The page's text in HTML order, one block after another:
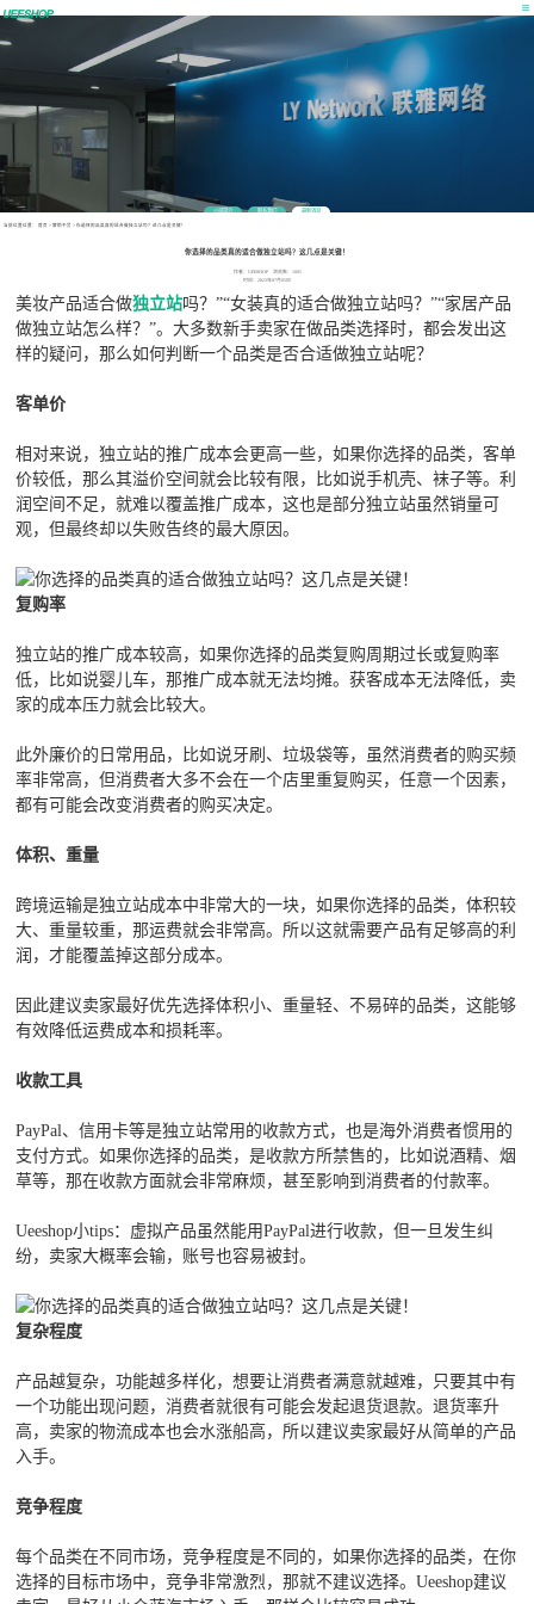
公司简介 联系我们 最新消息
当前位置位置： 首页 > 营销干货> 你选择的品类真的适合做独立站吗？这几点是关键！
你选择的品类真的适合做独立站吗？这几点是关键！
作者：UEESHOP 浏览数：1005
时间：2023年07月05日
美妆产品适合做独立站吗？”“女装真的适合做独立站吗？”“家居产品
做独立站怎么样？”。大多数新手卖家在做品类选择时，都会发出这
样的疑问，那么如何判断一个品类是否合适做独立站呢？
客单价
相对来说，独立站的推广成本会更高一些，如果你选择的品类，客单
价较低，那么其溢价空间就会比较有限，比如说手机壳、袜子等。利
润空间不足，就难以覆盖推广成本，这也是部分独立站虽然销量可
观，但最终却以失败告终的最大原因。
复购率
独立站的推广成本较高，如果你选择的品类复购周期过长或复购率
低，比如说婴儿车，那推广成本就无法均摊。获客成本无法降低，卖
家的成本压力就会比较大。
此外廉价的日常用品，比如说牙刷、垃圾袋等，虽然消费者的购买频
率非常高，但消费者大多不会在一个店里重复购买，任意一个因素，
都有可能会改变消费者的购买决定。
体积、重量
跨境运输是独立站成本中非常大的一块，如果你选择的品类，体积较
大、重量较重，那运费就会非常高。所以这就需要产品有足够高的利
润，才能覆盖掉这部分成本。
因此建议卖家最好优先选择体积小、重量轻、不易碎的品类，这能够
有效降低运费成本和损耗率。
收款工具
PayPal、信用卡等是独立站常用的收款方式，也是海外消费者惯用的
支付方式。如果你选择的品类，是收款方所禁售的，比如说酒精、烟
草等，那在收款方面就会非常麻烦，甚至影响到消费者的付款率。
Ueeshop小tips：虚拟产品虽然能用PayPal进行收款，但一旦发生纠
纷，卖家大概率会输，账号也容易被封。
复杂程度
产品越复杂，功能越多样化，想要让消费者满意就越难，只要其中有
一个功能出现问题，消费者就很有可能会发起退货退款。退货率升
高，卖家的物流成本也会水涨船高，所以建议卖家最好从简单的产品
入手。
竞争程度
每个品类在不同市场，竞争程度是不同的，如果你选择的品类，在你
选择的目标市场中，竞争非常激烈，那就不建议选择。Ueeshop建议